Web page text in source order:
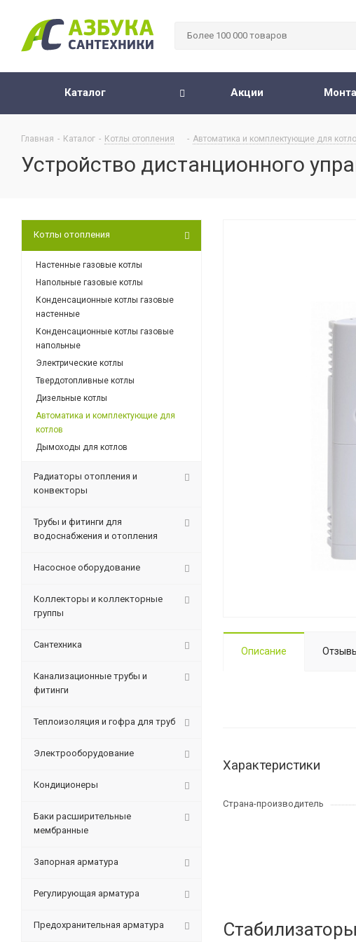
Каталог Акции
Главная - Каталог - Котлы отопления - Автоматика и комплектующие для
Устройство дистанционного
Описание
Характеристики
Страна-производитель
Котлы отопления
Настенные газовые котлы
Напольные газовые котлы
Конденсационные котлы газовые
настенные
Конденсационные котлы газовые
напольные
Электрические котлы
Твердотопливные котлы
Дизельные котлы
Автоматика и комплектующие для
котлов
Дымоходы для котлов
Радиаторы отопления и
конвекторы
Трубы и фитинги для
водоснабжения и отопления
Насосное оборудование
Коллекторы и коллекторные
группы
Сантехника
Канализационные трубы и
фитинги
Теплоизоляция и гофра для труб
Электрооборудование
Кондиционеры
Баки расширительные
мембранные
Запорная арматура
Регулирующая арматура
Предохранительная арматура